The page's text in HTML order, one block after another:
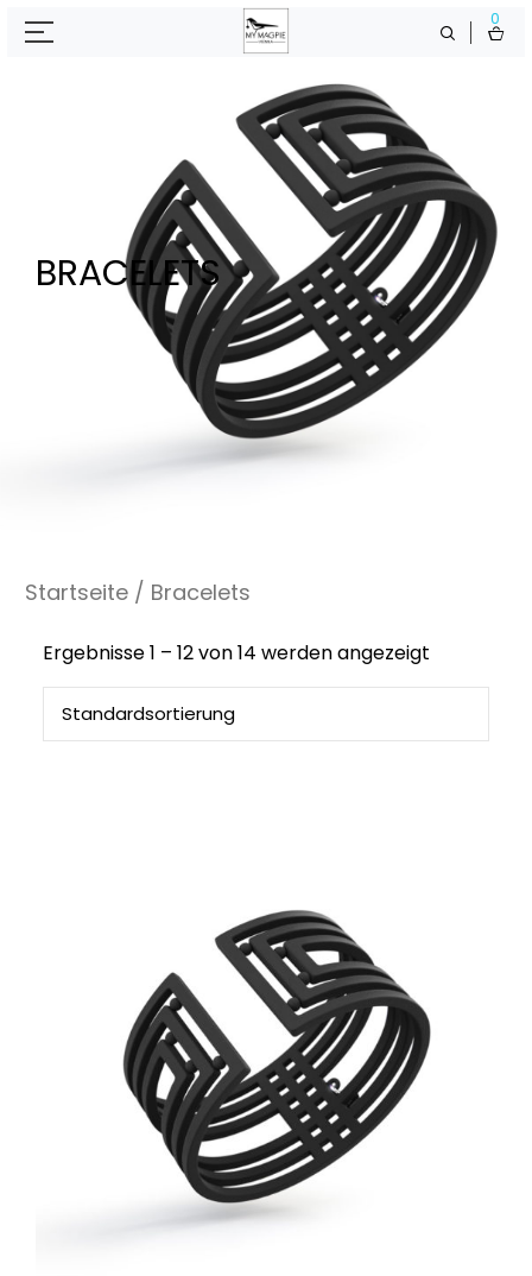
0
BRACELETS
Startseite / Bracelets
Ergebnisse 1 – 12 von 14 werden angezeigt